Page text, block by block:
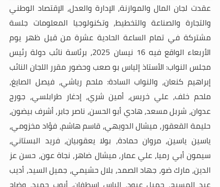
عقدت لجان المال والموازنة، الإدارة والعدل، الإقتصاد الوطني
والتجارة والصناعة والتخطيط، وتكنولوجيا المعلومات جلسة
مشتركة في تمام الساعة الحادية عشرة من قبل ظهر يوم
الأربعاء الواقع فيه 16 نيسان 2025، برئاسة نائب دولة رئيس
مجلس النواب: الأستاذ إلياس بو صعب وحضور مقرر اللجان النائب
إبراهيم كنعان، والنواب السادة: ملحم رياشي، فيصل الصايغ،
ملحم خلف، علي خريس، أمين شري، إدغار طرابلسي، جورج
عدوان، شربل مسعد، هادي أبو الحسن، ناصر جابر، أشرف بيضون،
حليمة القعقور، ميشال الدويهي، قاسم هاشم، فؤاد مخزومي،
ياسين ياسين، مروان حمادة، بولا يعقوبيان، فريد البستاني،
سيمون أبي رميا، علي عمار، ميشال ضاهر، نجاة عون، حسن عز
الدين، مارك ضو، جهاد الصمد، بلال حشيمي، جميل السيد، أديب